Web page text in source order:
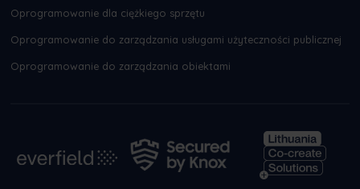
Oprogramowanie dla ciężkiego sprzętu
Oprogramowanie do zarządzania usługami użyteczności publicznej
Oprogramowanie do zarządzania obiektami